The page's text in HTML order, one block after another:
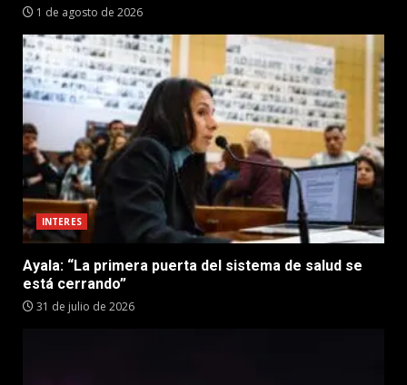
1 de agosto de 2026
INTERES
Ayala: “La primera puerta del sistema de salud se
está cerrando”
31 de julio de 2026